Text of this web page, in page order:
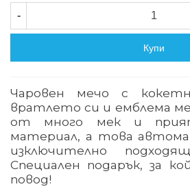
-
Купи
Чаровен мечо с
вратлето си и емблема
от много мек и
материал, а това
изключително
Специален подарък, за
повод!